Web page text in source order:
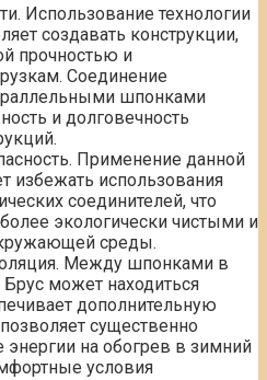
Использование технологии
создавать конструкции,
прочностью и
Соединение
шпонками
и долговечность
Применение данной
избежать использования
соединителей, что
экологически чистыми и
среды.
Между шпонками в
может находиться
дополнительную
существенно
энергии на обогрев в зимний
условия